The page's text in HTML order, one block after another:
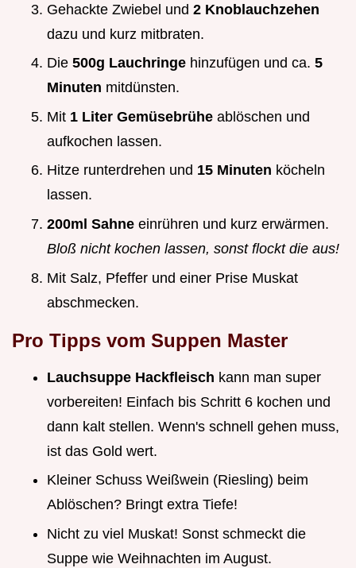
Gehackte Zwiebel und 2 Knoblauchzehen
dazu und kurz mitbraten.
Die 500g Lauchringe hinzufügen und ca. 5
Minuten mitdünsten.
Mit 1 Liter Gemüsebrühe ablöschen und
aufkochen lassen.
Hitze runterdrehen und 15 Minuten köcheln
lassen.
200ml Sahne einrühren und kurz erwärmen.
Bloß nicht kochen lassen, sonst flockt die aus!
Mit Salz, Pfeffer und einer Prise Muskat
abschmecken.
Pro Tipps vom Suppen Master
Lauchsuppe Hackfleisch kann man super
vorbereiten! Einfach bis Schritt 6 kochen und
dann kalt stellen. Wenn's schnell gehen muss,
ist das Gold wert.
Kleiner Schuss Weißwein (Riesling) beim
Ablöschen? Bringt extra Tiefe!
Nicht zu viel Muskat! Sonst schmeckt die
Suppe wie Weihnachten im August.